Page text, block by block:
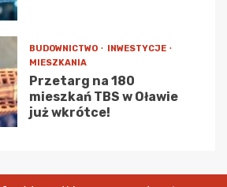
BUDOWNICTWO
INWESTYCJE
MIESZKANIA
Przetarg na 180
mieszkań TBS w Oławie
już wkrótce!